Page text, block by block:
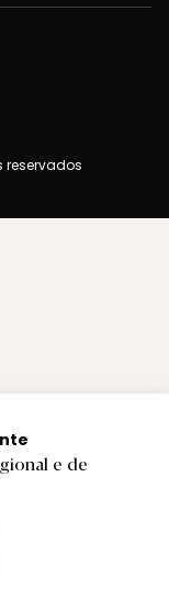
e de
reservados